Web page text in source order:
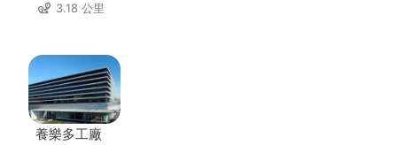
3.18 公里
養樂多工廠